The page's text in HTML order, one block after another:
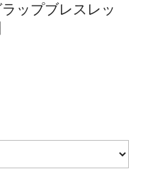
ップブレスレッ